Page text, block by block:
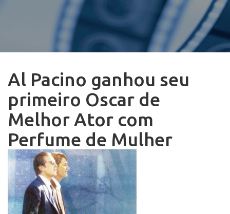
Al Pacino ganhou seu
primeiro Oscar de
Melhor Ator com
Perfume de Mulher